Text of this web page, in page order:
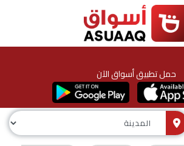
حمل تطبيق أسواق الآن